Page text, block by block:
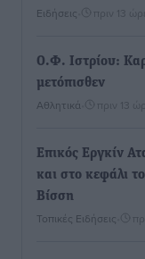
Ειδήσεις πριν 13
Ο.Φ. Ιστρίου:
μετόπισθεν
Αθλητικά πριν 13
Επικός Εργκίν
και στο κεφάλι
Βίσση
Τοπικές Ειδήσεις